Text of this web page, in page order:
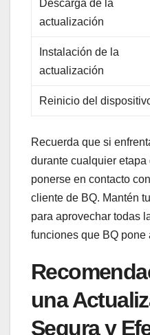
Descarga ⁢de​ la
actualización
Instalación de ⁢la
actualización
Reinicio del
Recuerda que si
durante ‍cualquier‌
ponerse en⁢ contacto
cliente ⁢de BQ. Mantén
para⁢ aprovechar⁤ todas
funciones que BQ pone⁣
una
Segura y